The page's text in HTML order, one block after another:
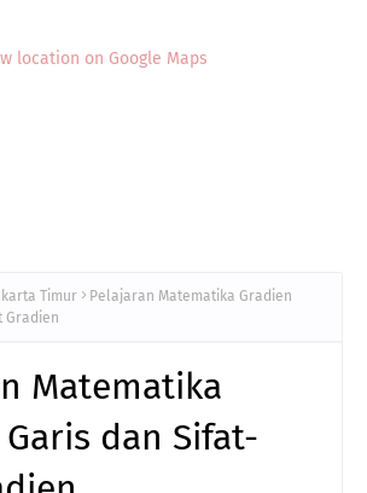
location on Google Maps
Timur
Pelajaran Matematika Gradien
Gradien
Matematika
dan Sifat-